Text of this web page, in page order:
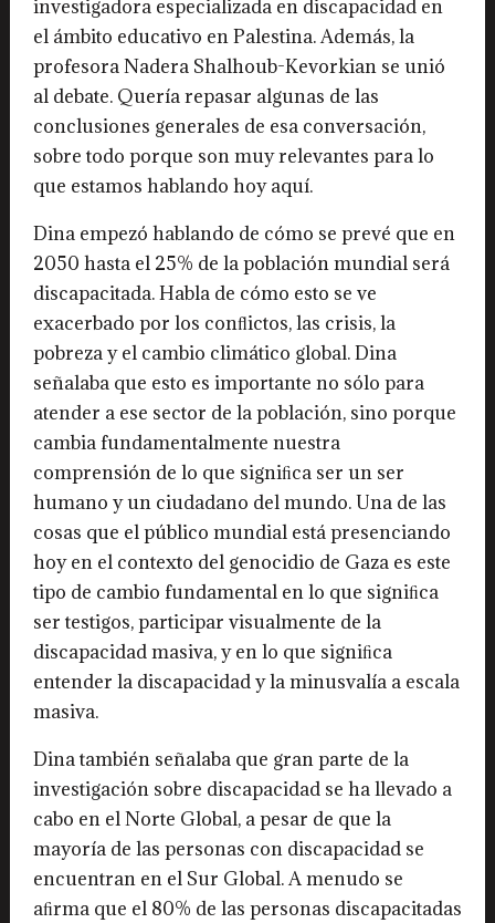
investigadora especializada en discapacidad en
el ámbito educativo en Palestina. Además, la
profesora Nadera Shalhoub-Kevorkian se unió
al debate. Quería repasar algunas de las
conclusiones generales de esa conversación,
sobre todo porque son muy relevantes para lo
que estamos hablando hoy aquí.
Dina empezó hablando de cómo se prevé que en
2050 hasta el 25% de la población mundial será
discapacitada. Habla de cómo esto se ve
exacerbado por los conﬂictos, las crisis, la
pobreza y el cambio climático global. Dina
señalaba que esto es importante no sólo para
atender a ese sector de la población, sino porque
cambia fundamentalmente nuestra
comprensión de lo que signiﬁca ser un ser
humano y un ciudadano del mundo. Una de las
cosas que el público mundial está presenciando
hoy en el contexto del genocidio de Gaza es este
tipo de cambio fundamental en lo que signiﬁca
ser testigos, participar visualmente de la
discapacidad masiva, y en lo que signiﬁca
entender la discapacidad y la minusvalía a escala
masiva.
Dina también señalaba que gran parte de la
investigación sobre discapacidad se ha llevado a
cabo en el Norte Global, a pesar de que la
mayoría de las personas con discapacidad se
encuentran en el Sur Global. A menudo se
aﬁrma que el 80% de las personas discapacitadas